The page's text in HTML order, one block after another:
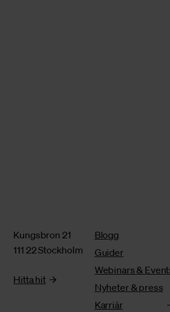
Kungsbron 21
111 22 Stockholm
Hitta hit
Blogg
Guider
Webinars &
Nyheter & press
Karriär